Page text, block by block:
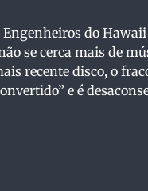
do
se cerca mais de
recente disco, o
e é